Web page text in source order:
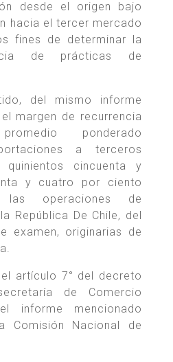
desde el origen bajo
hacia el tercer mercado
fines de determinar la
de prácticas de
del mismo informe
margen de recurrencia
ponderado
a terceros
cincuenta y
y cuatro por ciento
las operaciones de
República De Chile, del
examen, originarias de
artículo 7° del decreto
de Comercio
informe mencionado
Comisión Nacional de